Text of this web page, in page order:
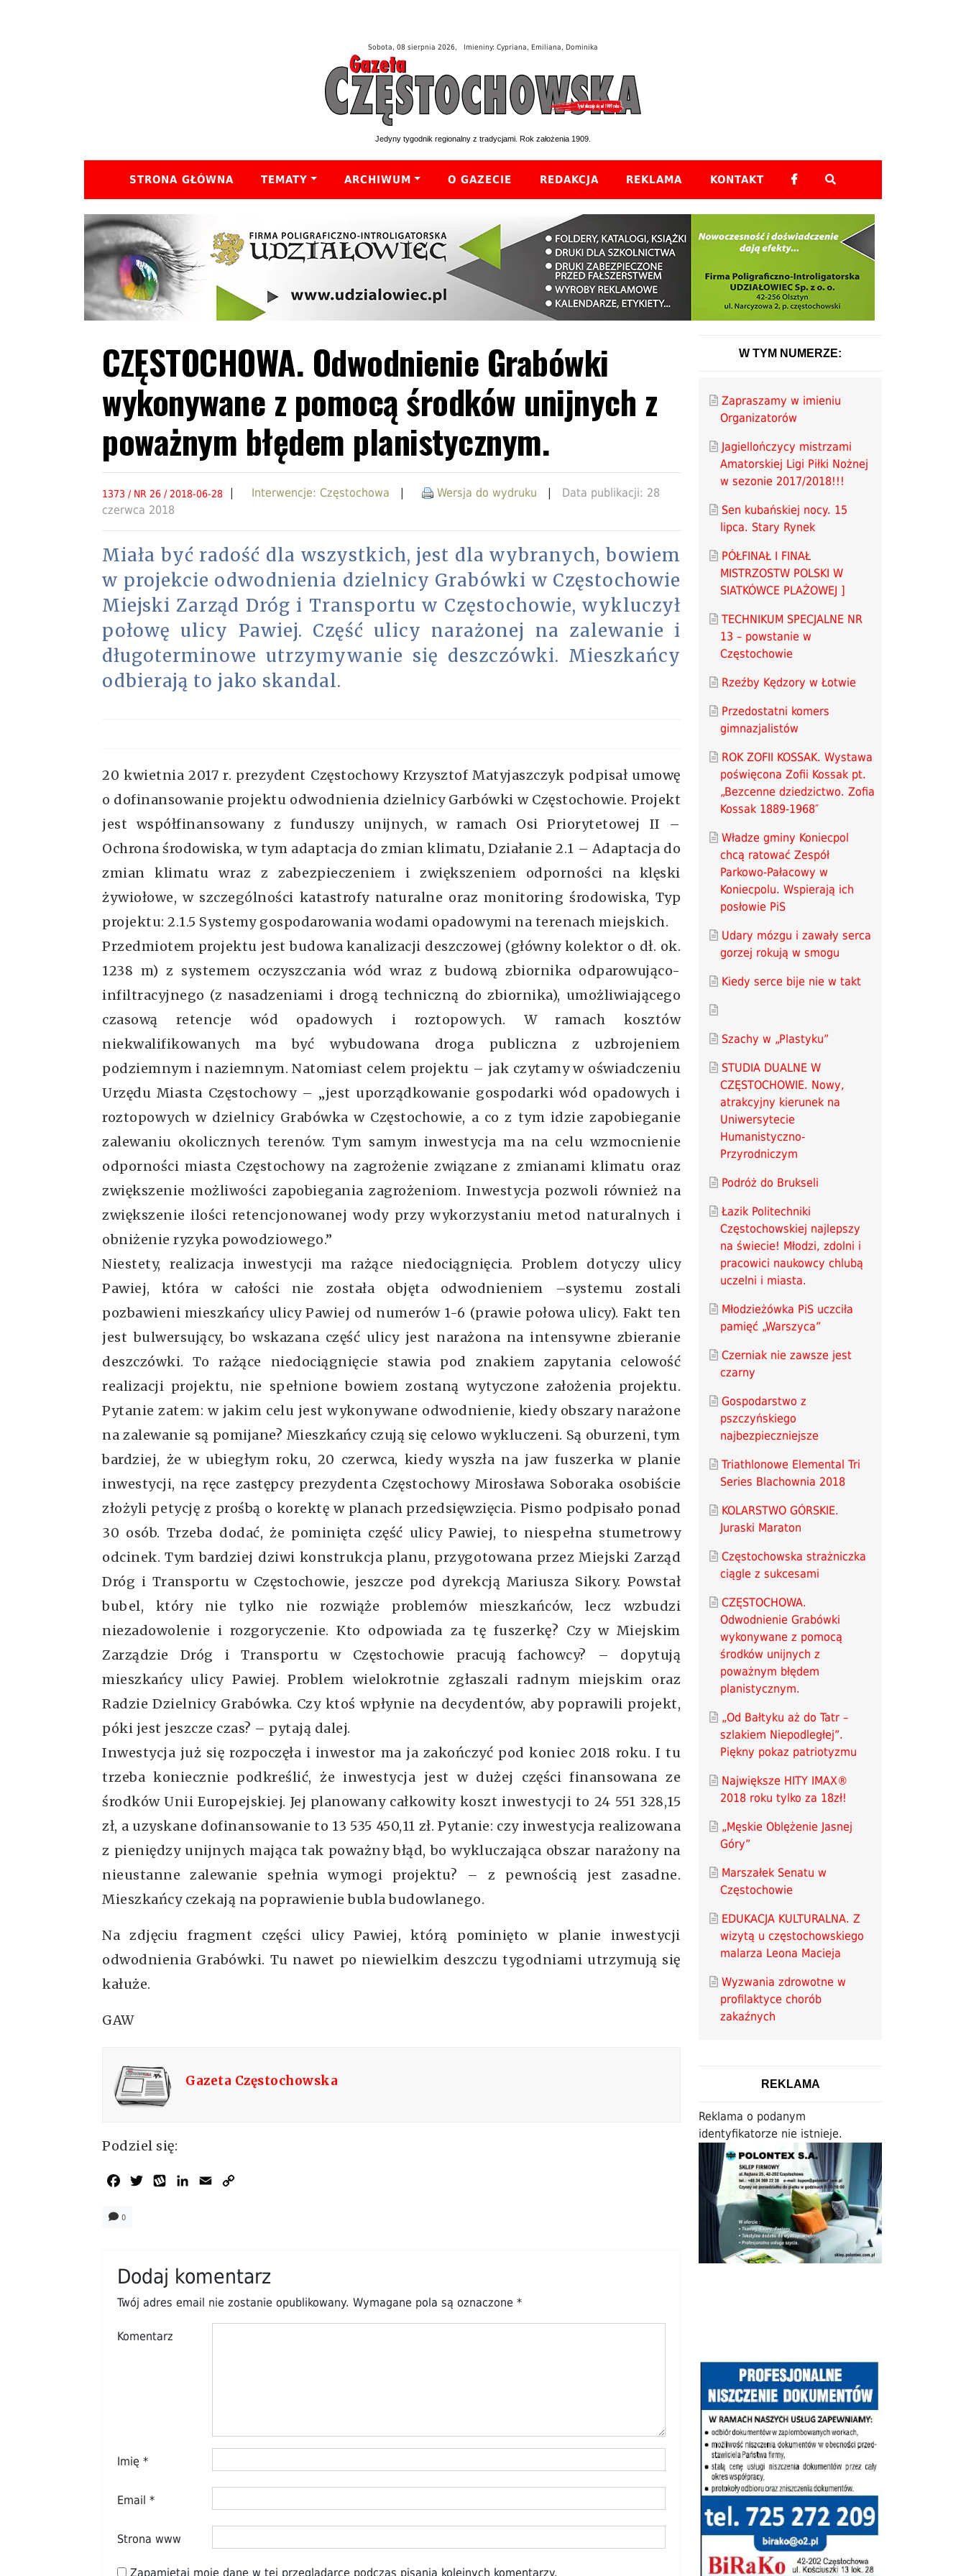
Sobota, 08 sierpnia 2026, Imieniny: Cypriana, Emiliana, Dominika
Jedyny tygodnik regionalny z tradycjami. Rok założenia 1909.
STRONA GŁÓWNA TEMATY ARCHIWUM O GAZECIE REDAKCJA REKLAMA KONTAKT
CZĘSTOCHOWA. Odwodnienie Grabówki
wykonywane z pomocą środków unijnych z
poważnym błędem planistycznym.
1373 / NR 26 / 2018-06-28 | Interwencje: Częstochowa | Wersja do wydruku | Data publikacji: 28
czerwca 2018
Miała być radość dla wszystkich, jest dla wybranych, bowiem
w projekcie odwodnienia dzielnicy Grabówki w Częstochowie
Miejski Zarząd Dróg i Transportu w Częstochowie, wykluczył
połowę ulicy Pawiej. Część ulicy narażonej na zalewanie i
długoterminowe utrzymywanie się deszczówki. Mieszkańcy
odbierają to jako skandal.
20 kwietnia 2017 r. prezydent Częstochowy Krzysztof Matyjaszczyk podpisał umowę
o dofinansowanie projektu odwodnienia dzielnicy Garbówki w Częstochowie. Projekt
jest współfinansowany z funduszy unijnych, w ramach Osi Priorytetowej II –
Ochrona środowiska, w tym adaptacja do zmian klimatu, Działanie 2.1 – Adaptacja do
zmian klimatu wraz z zabezpieczeniem i zwiększeniem odporności na klęski
żywiołowe, w szczególności katastrofy naturalne oraz monitoring środowiska, Typ
projektu: 2.1.5 Systemy gospodarowania wodami opadowymi na terenach miejskich.
Przedmiotem projektu jest budowa kanalizacji deszczowej (główny kolektor o dł. ok.
1238 m) z systemem oczyszczania wód wraz z budową zbiornika odparowująco-
infiltracyjnego (z nasadzeniami i drogą techniczną do zbiornika), umożliwiającego
czasową retencje wód opadowych i roztopowych. W ramach kosztów
niekwalifikowanych ma być wybudowana droga publiczna z uzbrojeniem
podziemnym i naziemnym. Natomiast celem projektu – jak czytamy w oświadczeniu
Urzędu Miasta Częstochowy – „jest uporządkowanie gospodarki wód opadowych i
roztopowych w dzielnicy Grabówka w Częstochowie, a co z tym idzie zapobieganie
zalewaniu okolicznych terenów. Tym samym inwestycja ma na celu wzmocnienie
odporności miasta Częstochowy na zagrożenie związane z zmianami klimatu oraz
zwiększenie możliwości zapobiegania zagrożeniom. Inwestycja pozwoli również na
zwiększenie ilości retencjonowanej wody przy wykorzystaniu metod naturalnych i
obniżenie ryzyka powodziowego.”
Niestety, realizacja inwestycji ma rażące niedociągnięcia. Problem dotyczy ulicy
Pawiej, która w całości nie została objęta odwodnieniem –systemu zostali
pozbawieni mieszkańcy ulicy Pawiej od numerów 1-6 (prawie połowa ulicy). Fakt ten
jest bulwersujący, bo wskazana część ulicy jest narażona na intensywne zbieranie
deszczówki. To rażące niedociągnięcie stawia pod znakiem zapytania celowość
realizacji projektu, nie spełnione bowiem zostaną wytyczone założenia projektu.
Pytanie zatem: w jakim celu jest wykonywane odwodnienie, kiedy obszary narażone
na zalewanie są pomijane? Mieszkańcy czują się celowo wykluczeni. Są oburzeni, tym
bardziej, że w ubiegłym roku, 20 czerwca, kiedy wyszła na jaw fuszerka w planie
inwestycji, na ręce zastępcy prezydenta Częstochowy Mirosława Soboraka osobiście
złożyli petycję z prośbą o korektę w planach przedsięwzięcia. Pismo podpisało ponad
30 osób. Trzeba dodać, że pominięta część ulicy Pawiej, to niespełna stumetrowy
odcinek. Tym bardziej dziwi konstrukcja planu, przygotowana przez Miejski Zarząd
Dróg i Transportu w Częstochowie, jeszcze pod dyrekcją Mariusza Sikory. Powstał
bubel, który nie tylko nie rozwiąże problemów mieszkańców, lecz wzbudzi
niezadowolenie i rozgoryczenie. Kto odpowiada za tę fuszerkę? Czy w Miejskim
Zarządzie Dróg i Transportu w Częstochowie pracują fachowcy? – dopytują
mieszkańcy ulicy Pawiej. Problem wielokrotnie zgłaszali radnym miejskim oraz
Radzie Dzielnicy Grabówka. Czy ktoś wpłynie na decydentów, aby poprawili projekt,
póki jest jeszcze czas? – pytają dalej.
Inwestycja już się rozpoczęła i inwestor ma ja zakończyć pod koniec 2018 roku. I tu
trzeba koniecznie podkreślić, że inwestycja jest w dużej części finansowana ze
środków Unii Europejskiej. Jej planowany całkowity koszt inwestycji to 24 551 328,15
zł, a uzyskane dofinansowanie to 13 535 450,11 zł. Pytanie: czy inwestycja realizowana
z pieniędzy unijnych mająca tak poważny błąd, bo wykluczająca obszar narażony na
nieustanne zalewanie spełnia wymogi projektu? – z pewnością jest zasadne.
Mieszkańcy czekają na poprawienie bubla budowlanego.
Na zdjęciu fragment części ulicy Pawiej, którą pominięto w planie inwestycji
odwodnienia Grabówki. Tu nawet po niewielkim deszczu tygodniami utrzymują się
kałuże.
GAW
Gazeta Częstochowska
Podziel się:
Facebook
TwitterWykopLinkedIn
Email
0
Dodaj komentarz
Twój adres email nie zostanie opublikowany. Wymagane pola są oznaczone *
Komentarz
Imię *
Email *
Strona www
Zapamiętaj moje dane w tej przeglądarce podczas pisania kolejnych komentarzy.
W TYM NUMERZE:
Zapraszamy w imieniu
Organizatorów
Jagiellończycy mistrzami
Amatorskiej Ligi Piłki Nożnej
w sezonie 2017/2018!!!
Sen kubańskiej nocy. 15
lipca. Stary Rynek
PÓŁFINAŁ I FINAŁ
MISTRZOSTW POLSKI W
SIATKÓWCE PLAŻOWEJ ]
TECHNIKUM SPECJALNE NR
13 – powstanie w
Częstochowie
Rzeźby Kędzory w Łotwie
Przedostatni komers
gimnazjalistów
ROK ZOFII KOSSAK. Wystawa
poświęcona Zofii Kossak pt.
„Bezcenne dziedzictwo. Zofia
Kossak 1889-1968″
Władze gminy Koniecpol
chcą ratować Zespół
Parkowo-Pałacowy w
Koniecpolu. Wspierają ich
posłowie PiS
Udary mózgu i zawały serca
gorzej rokują w smogu
Kiedy serce bije nie w takt
Szachy w „Plastyku”
STUDIA DUALNE W
CZĘSTOCHOWIE. Nowy,
atrakcyjny kierunek na
Uniwersytecie
Humanistyczno-
Przyrodniczym
Podróż do Brukseli
Łazik Politechniki
Częstochowskiej najlepszy
na świecie! Młodzi, zdolni i
pracowici naukowcy chlubą
uczelni i miasta.
Młodzieżówka PiS uczciła
pamięć „Warszyca”
Czerniak nie zawsze jest
czarny
Gospodarstwo z
pszczyńskiego
najbezpieczniejsze
Triathlonowe Elemental Tri
Series Blachownia 2018
KOLARSTWO GÓRSKIE.
Juraski Maraton
Częstochowska strażniczka
ciągle z sukcesami
CZĘSTOCHOWA.
Odwodnienie Grabówki
wykonywane z pomocą
środków unijnych z
poważnym błędem
planistycznym.
„Od Bałtyku aż do Tatr –
szlakiem Niepodległej”.
Piękny pokaz patriotyzmu
Największe HITY IMAX®
2018 roku tylko za 18zł!
„Męskie Oblężenie Jasnej
Góry”
Marszałek Senatu w
Częstochowie
EDUKACJA KULTURALNA. Z
wizytą u częstochowskiego
malarza Leona Macieja
Wyzwania zdrowotne w
profilaktyce chorób
zakaźnych
REKLAMA
Reklama o podanym
identyfikatorze nie istnieje.